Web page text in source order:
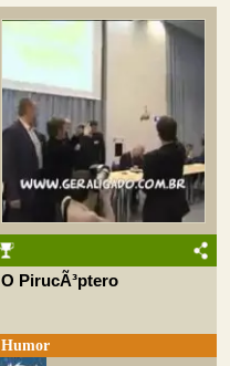
O PirucÃ³ptero
Humor